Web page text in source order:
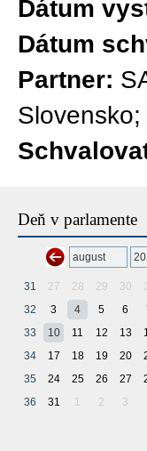
Dátum
Dátum
Partner:
Deň v parlamente
31 27 28 29 30
32
3 4 5 6
33
10 11 12 13
34
17 18 19 20
35
24 25 26 27
36
31 1 2 3